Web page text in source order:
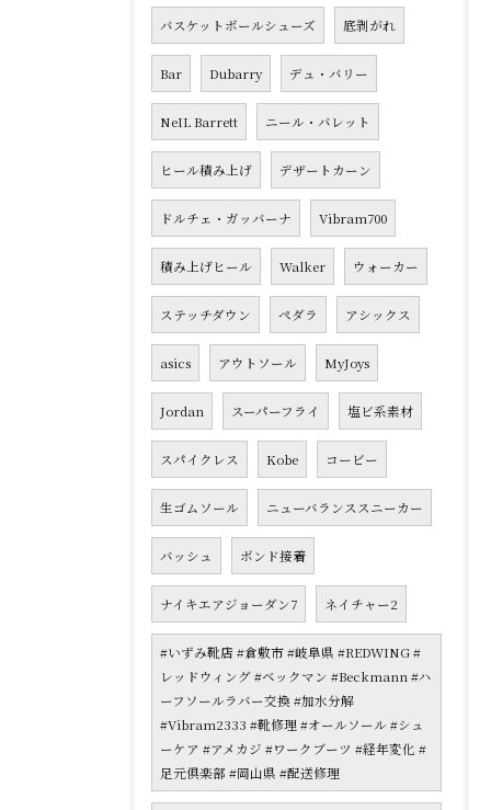
バスケットボールシューズ 底剥がれ
Bar Dubarry デュ・バリー
NeIL Barrett ニール・バレット
ヒール積み上げ デザートカーン
ドルチェ・ガッバーナ Vibram700
積み上げヒール Walker ウォーカー
ステッチダウン ペダラ アシックス
asics アウトソール MyJoys
Jordan スーパーフライ 塩ビ系素材
スパイクレス Kobe コービー
生ゴムソール ニューバランススニーカー
バッシュ ボンド接着
ナイキエアジョーダン7 ネイチャー2
#いずみ靴店 #倉敷市 #岐阜県 #REDWING #
レッドウィング #ベックマン #Beckmann #ハ
ーフソールラバー交換 #加水分解
#Vibram2333 #靴修理 #オールソール #シュ
ーケア #アメカジ #ワークブーツ #経年変化 #
足元倶楽部 #岡山県 #配送修理